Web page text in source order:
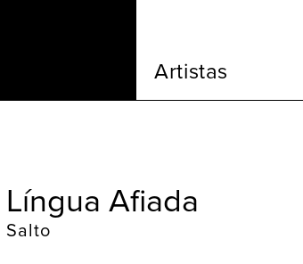
Artistas
Língua Afiada
Salto